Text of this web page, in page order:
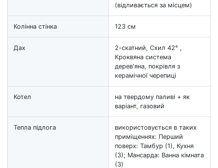
(відливається за місцем)
Колінна стінка 123 см
Дах
2-скатний, Схил 42° ,
Кроквяна система
дерев'яна, покрівля з
керамічної черепиці
Котел
на твердому паливі + як
варіант, газовий
Тепла підлога
використовується в таких
приміщеннях: Перший
поверх: Тамбур (1), Кухня
(3); Мансарда: Ванна кімната
(3)